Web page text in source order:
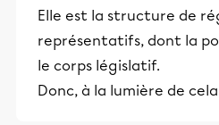
Elle est la structure de
représentatifs, dont la
le corps législatif.
Donc, à la lumière de